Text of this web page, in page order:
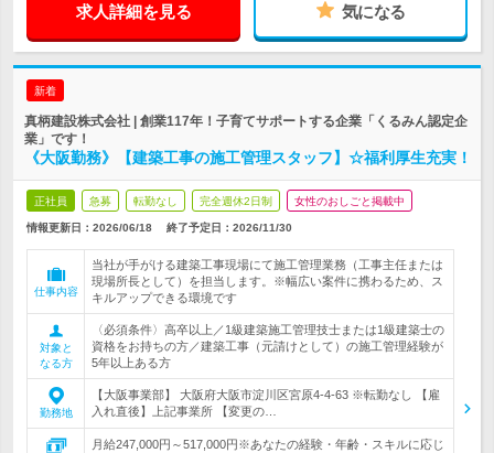
求人詳細を見る 気になる
新着
真柄建設株式会社 | 創業117年！子育てサポートする企業「くるみん認定企
業」です！
《大阪勤務》【建築工事の施工管理スタッフ】☆福利厚生充実！
正社員 急募 転勤なし 完全週休2日制 女性のおしごと掲載中
情報更新日：2026/06/18 終了予定日： 2026/11/30
仕事内容
当社が手がける建築工事現場にて施工管理業務（工事主任または
現場所長として）を担当します。※幅広い案件に携わるため、ス
キルアップできる環境です
対象と
なる方
〈必須条件〉高卒以上／1級建築施工管理技士または1級建築士の
資格をお持ちの方／建築工事（元請けとして）の施工管理経験が
5年以上ある方
勤務地
【大阪事業部】 大阪府大阪市淀川区宮原4-4-63 ※転勤なし 【雇
入れ直後】上記事業所 【変更の…
月給247,000円～517,000円※あなたの経験・年齢・スキルに応じ